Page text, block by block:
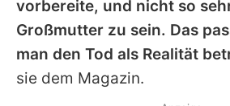
Utiq
vorbereite, und nicht so
Großmutter zu sein. Das
man den Tod als Realität
sie dem Magazin.